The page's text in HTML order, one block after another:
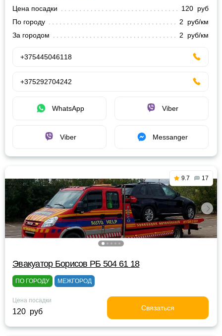
Цена посадки
120 руб
По городу
2 руб/км
За городом
2 руб/км
+375445046118
+375292704242
WhatsApp Viber
Viber Messanger
9.7 17
Эвакуатор Борисов РБ 504 61 18
ПО ГОРОДУ МЕЖГОРОД
Цена посадки
120 руб Связаться